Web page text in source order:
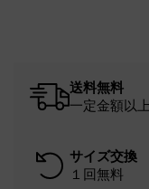
送料無料
一定金額以
サイズ交換
１回無料